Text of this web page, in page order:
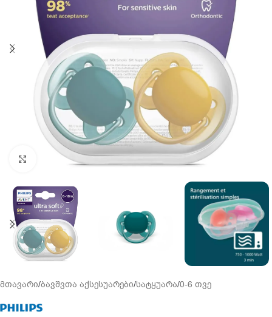
გადიდება
მთავარი/ბავშვთა აქსესუარები/სატყუარა/0-6 თვე